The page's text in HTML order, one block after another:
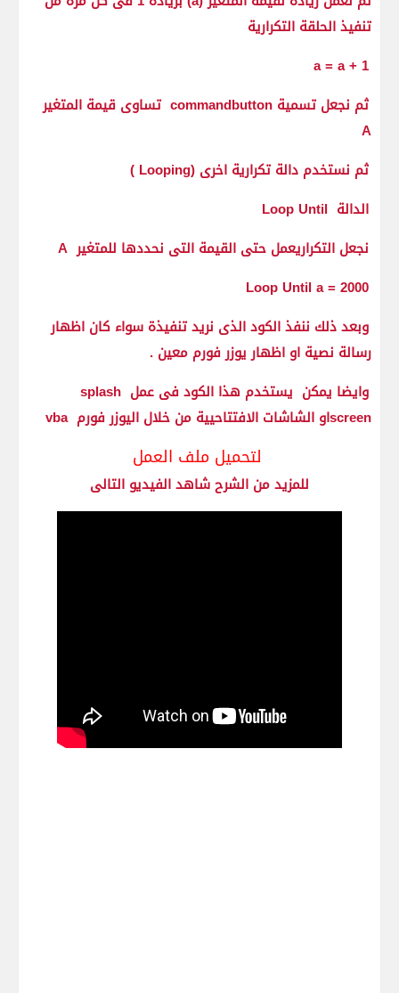
تنفيذ الحلقة التكرارية
a = a + 1
ثم نجعل تسمية commandbutton تساوى قيمة المتغير
A
ثم نستخدم دالة تكرارية اخرى (Looping )
الدالة Loop Until
نجعل التكراريعمل حتى القيمة التى نحددها للمتغير A
Loop Until a = 2000
وبعد ذلك ننفذ الكود الذى نريد تنفيذة سواء كان اظهار
رسالة نصية او اظهار يوزر فورم معين .
وايضا يمكن يستخدم هذا الكود فى عمل splash
screenاو الشاشات الافتتاحيية من خلال اليوزر فورم vba
لتحميل ملف العمل
للمزيد من الشرح شاهد الفيديو التالى